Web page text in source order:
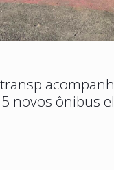
novos ônibus